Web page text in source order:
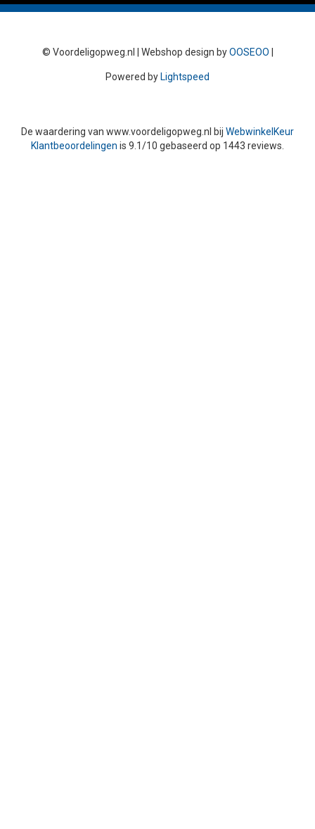
© Voordeligopweg.nl | Webshop design byOOSEOO
Powered by Lightspeed
De waardering van www.voordeligopweg.nl bij WebwinkelKeur
Klantbeoordelingen is 9.1/10 gebaseerd op 1443 reviews.